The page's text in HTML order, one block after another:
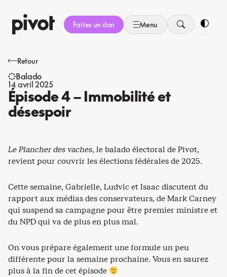
au
contenu
Faites un don Menu
Retour
Balado
14 avril 2025
Épisode 4 – Immobilité et
désespoir
Le Plancher des vaches, le balado électoral de Pivot,
revient pour couvrir les élections fédérales de 2025.
Cette semaine, Gabrielle, Ludvic et Isaac discutent du
rapport aux médias des conservateurs, de Mark Carney
qui suspend sa campagne pour être premier ministre et
du NPD qui va de plus en plus mal.
On vous prépare également une formule un peu
différente pour la semaine prochaine. Vous en saurez
plus à la fin de cet épisode